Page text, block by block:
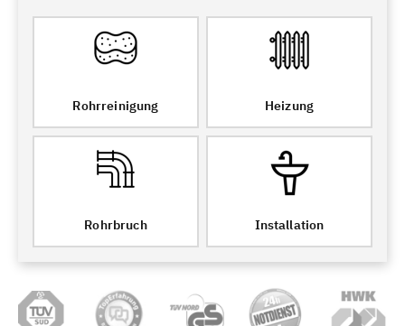
Rohrreinigung Heizung
Rohrbruch Installation